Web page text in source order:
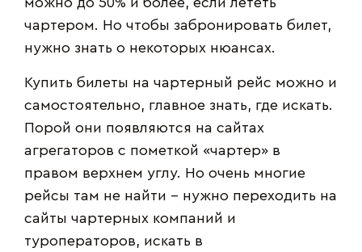
чартером. Но чтобы забронировать билет,
нужно знать о некоторых нюансах.
Купить билеты на чартерный рейс можно и
самостоятельно, главное знать, где искать.
Порой они появляются на сайтах
агрегаторов с пометкой «чартер» в
правом верхнем углу. Но очень многие
рейсы там не найти – нужно переходить на
сайты чартерных компаний и
туроператоров, искать в